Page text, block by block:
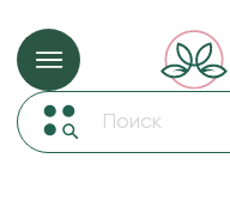
Упаковка для цветов и подарков